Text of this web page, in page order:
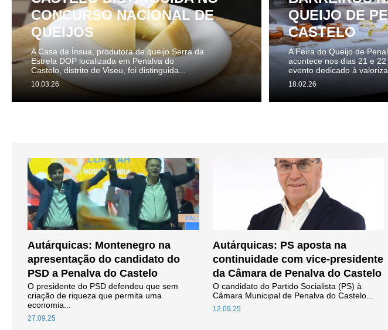
CONCURSO NACIONAL DE
QUEIJOS
10.03.26
A Casa da Ínsua, produtora de queijo Serra da
Estrela DOP localizada em Penalva do
Castelo, distrito de Viseu, foi distinguida...
QUEIJO DE
CASTELO
18.02.26
A Feira do Queijo de
acontece nos dias 21 e
evento dedicado à
Autárquicas: Montenegro na
apresentação do candidato do
PSD a Penalva do Castelo
27.09.25
O presidente do PSD defendeu que sem
criação de riqueza que permita uma
economia...
Autárquicas: PS aposta na
continuidade com vice-presidente
da Câmara de Penalva do Castelo
12.09.25
O candidato do Partido Socialista (PS) à
Câmara Municipal de Penalva do Castelo...